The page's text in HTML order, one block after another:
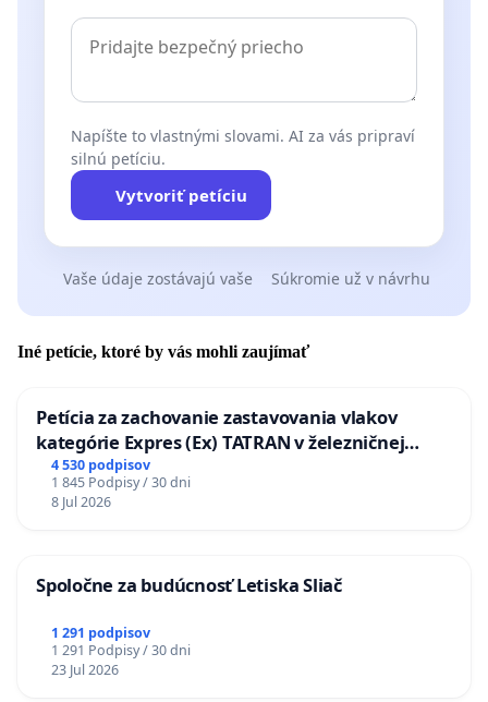
Napíšte to vlastnými slovami. AI za vás pripraví
silnú petíciu.
Vytvoriť petíciu
Vaše údaje zostávajú vaše Súkromie už v návrhu
Iné petície, ktoré by vás mohli zaujímať
Petícia za zachovanie zastavovania vlakov
kategórie Expres (Ex) TATRAN v železničnej
stanici Púchov
4 530 podpisov
1 845 Podpisy / 30 dni
8 Jul 2026
Spoločne za budúcnosť Letiska Sliač
1 291 podpisov
1 291 Podpisy / 30 dni
23 Jul 2026